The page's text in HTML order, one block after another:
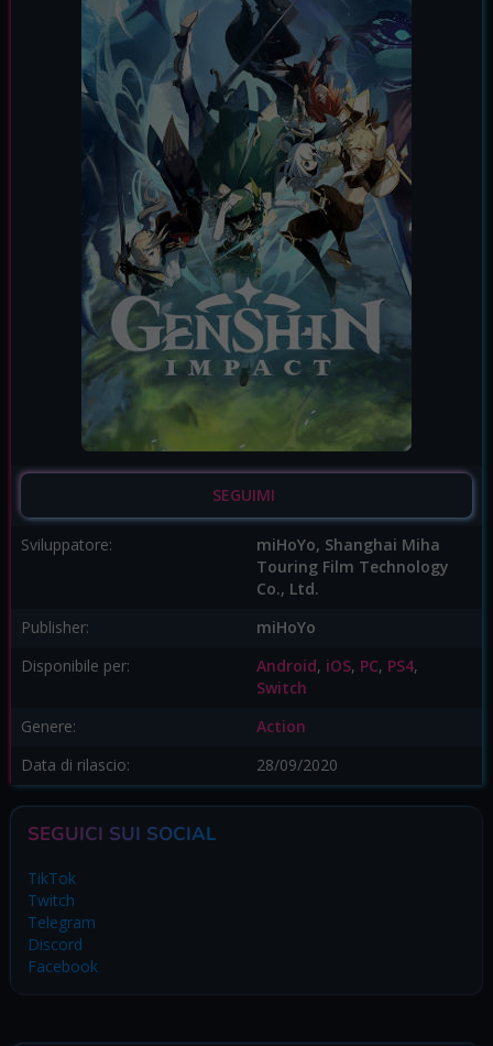
SEGUIMI
Sviluppatore:
miHoYo, Shanghai Miha
Touring Film Technology
Co., Ltd.
Publisher:
miHoYo
Disponibile per:
Android, iOS, PC, PS4,
Switch
Genere:
Action
Data di rilascio:
28/09/2020
SEGUICI SUI SOCIAL
TikTok
Twitch
Telegram
Discord
Facebook